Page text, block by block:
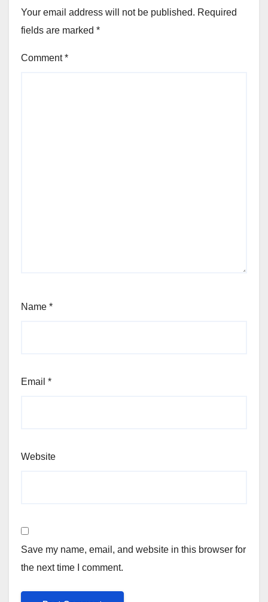
Your email address will not be published. Required
fields are marked *
Comment*
Name *
Email *
Website
Save my name, email, and website in this browser for
the next time I comment.